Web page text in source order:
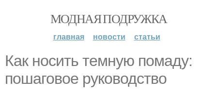
МОДНАЯ ПОДРУЖКА
главная новости статьи
Как носить темную помаду:
пошаговое руководство